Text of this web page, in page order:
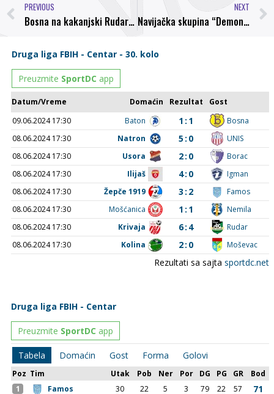
PREVIOUS
Bosna na kakanjski Rudar u Kupu FBiH
NEXT
Navijačka skupina “Demoni”: Poziv za organizovani odlazak na gostovanje u Gabelu